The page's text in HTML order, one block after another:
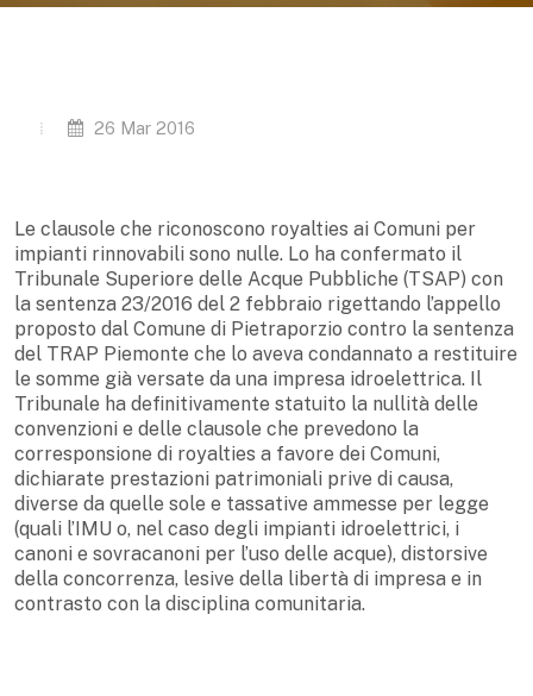
26 Mar 2016
Le clausole che riconoscono royalties ai Comuni per
impianti rinnovabili sono nulle. Lo ha confermato il
Tribunale Superiore delle Acque Pubbliche (TSAP) con
la sentenza 23/2016 del 2 febbraio rigettando l’appello
proposto dal Comune di Pietraporzio contro la sentenza
del TRAP Piemonte che lo aveva condannato a restituire
le somme già versate da una impresa idroelettrica. Il
Tribunale ha definitivamente statuito la nullità delle
convenzioni e delle clausole che prevedono la
corresponsione di royalties a favore dei Comuni,
dichiarate prestazioni patrimoniali prive di causa,
diverse da quelle sole e tassative ammesse per legge
(quali l’IMU o, nel caso degli impianti idroelettrici, i
canoni e sovracanoni per l’uso delle acque), distorsive
della concorrenza, lesive della libertà di impresa e in
contrasto con la disciplina comunitaria.